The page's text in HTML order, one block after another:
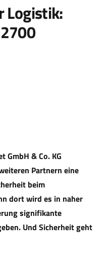
Logistik:
GmbH & Co. KG
Partnern eine
beim
dort wird es in naher
signifikante
Und Sicherheit geht